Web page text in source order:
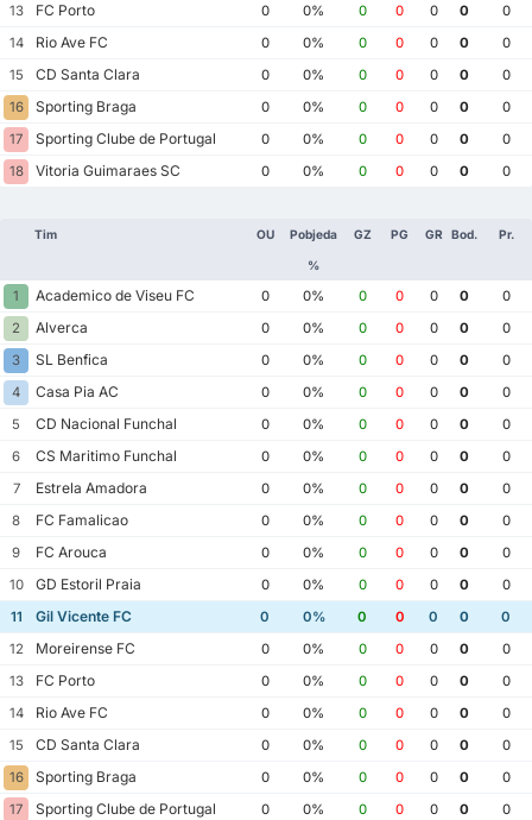
13
FC Porto 0 0% 0 0 0 0
0
14
Rio Ave FC 0 0% 0 0 0 0
0
15
CD Santa Clara 0 0% 0 0 0 0
0
16
Sporting Braga 0 0% 0 0 0 0
0
17
Sporting Clube de Portugal 0 0% 0 0 0 0
0
18
Vitoria Guimaraes SC 0 0% 0 0 0 0 0
Tim OU Pobjeda
%
GZ PG GR Bod. Pr.
1 Academico de Viseu FC 0 0% 0 0 0 0
0
2
Alverca 0 0% 0 0 0 0
0
3
SL Benfica 0 0% 0 0 0 0
0
4
Casa Pia AC 0 0% 0 0 0 0
0
5
CD Nacional Funchal 0 0% 0 0 0 0
0
6
CS Maritimo Funchal 0 0% 0 0 0 0
0
7
Estrela Amadora 0 0% 0 0 0 0
0
8
FC Famalicao 0 0% 0 0 0 0
0
9
FC Arouca 0 0% 0 0 0 0
0
10
GD Estoril Praia 0 0% 0 0 0 0
0
11
Gil Vicente FC 0 0% 0 0 0 0
0
12
Moreirense FC 0 0% 0 0 0 0
0
13
FC Porto 0 0% 0 0 0 0
0
14
Rio Ave FC 0 0% 0 0 0 0
0
15
CD Santa Clara 0 0% 0 0 0 0
0
16
Sporting Braga 0 0% 0 0 0 0
0
17
Sporting Clube de Portugal 0 0% 0 0 0 0
0